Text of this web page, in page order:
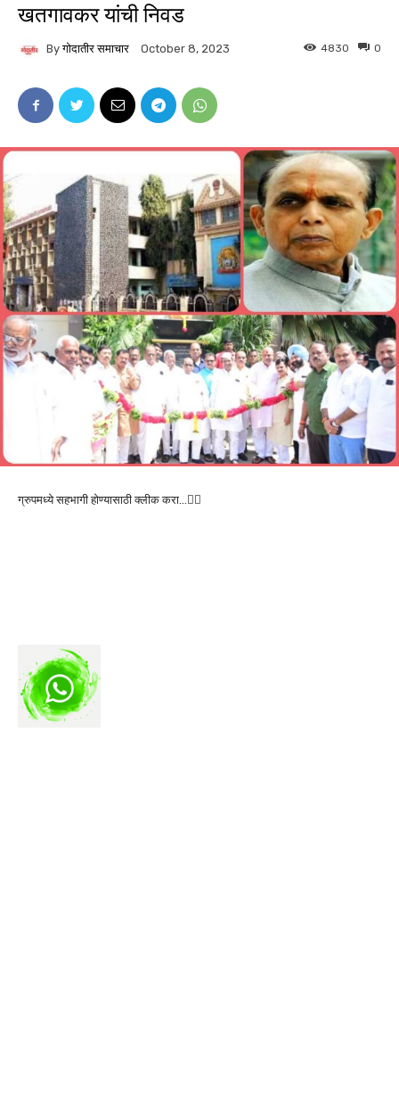
खतगावकर यांची निवड
By गोदातीर समाचार October 8, 2023 0
4830
ग्रुपमध्ये सहभागी होण्यासाठी क्लीक करा…👆🏻